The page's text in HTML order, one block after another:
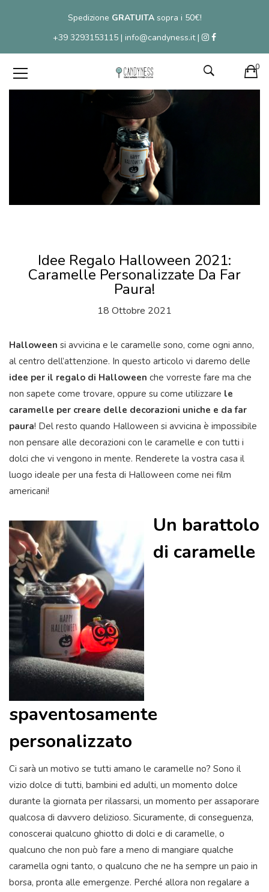
Spedizione GRATUITAsopra i 50€!
+39 3293153115 | info@candyness.it |
0
Idee Regalo Halloween 2021:
Caramelle Personalizzate Da Far
Paura!
18 Ottobre 2021
Halloween si avvicina e le caramelle sono, come ogni anno,
al centro dell’attenzione. In questo articolo vi daremo delle
idee per il regalo di Halloween che vorreste fare ma che
non sapete come trovare, oppure su come utilizzare le
caramelle per creare delle decorazioni uniche e da far
paura! Del resto quando Halloween si avvicina è impossibile
non pensare alle decorazioni con le caramelle e con tutti i
dolci che vi vengono in mente. Renderete la vostra casa il
luogo ideale per una festa di Halloween come nei film
americani!
Un barattolo
di caramelle
spaventosamente
personalizzato
Ci sarà un motivo se tutti amano le caramelle no? Sono il
vizio dolce di tutti, bambini ed adulti, un momento dolce
durante la giornata per rilassarsi, un momento per assaporare
qualcosa di davvero delizioso. Sicuramente, di conseguenza,
conoscerai qualcuno ghiotto di dolci e di caramelle, o
qualcuno che non può fare a meno di mangiare qualche
caramella ogni tanto, o qualcuno che ne ha sempre un paio in
borsa, pronta alle emergenze. Perché allora non regalare a